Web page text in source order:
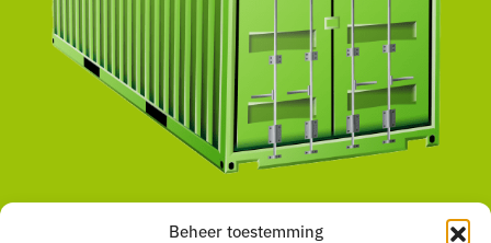
Beheer toestemming
Duurzaamheid staat bij ons